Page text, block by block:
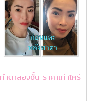
ทําตาสองชั้น ราคาเท่าไหร่